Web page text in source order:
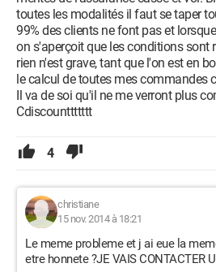
toutes les modalités il faut se taper
99% des clients ne font pas et
on s'aperçoit que les conditions sont
rien n'est grave, tant que l'on est en
le calcul de toutes mes commandes
Il va de soi qu'il ne me verront plus
Cdiscounttttttt
4
christiane
15 nov. 2014 à 18:21
Le meme probleme et j ai eue la
etre honnete ?JE VAIS CONTACTER